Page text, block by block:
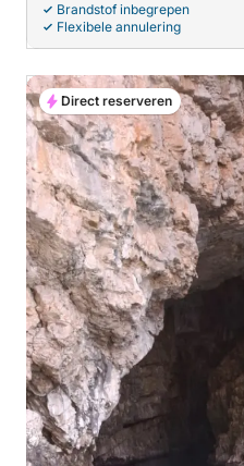
Brandstof inbegrepen
Flexibele annulering
Direct reserveren